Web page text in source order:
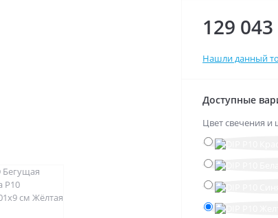
129 043
Нашли данный
Доступные
Цвет свечения и